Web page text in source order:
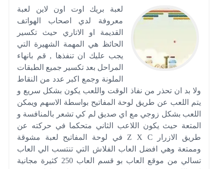
لعبة بريك اوت اون لاين لعبة
معروفة لدي اصحاب الهواتف
القديمة او الاتاري حيث تكسير
الحائظ هي المهمة الشهيرة التي
يجب عليك ان تنفذها , قم بانهاء
المراحل بعد تكسير جميع الطبقات
الملونة وجمع اكبر عدد من النقاط
ولا بد ان تحذر من نفاذ الوقت واللعب يكون بشكل سريع و
يتم اللعب عن طريق لوحة المفاتيح بواسطة الاسهم ويمكن
اللعب بشكل زوجي مع اي صديق لم كي تشعر بالمنافسة و
المتعة حيث يكون اللاعب الثاني متحكما في حركته عن
طريق الازرار Z X C في لوحة المفاتيح لعبة مشوقة
وممتعة وهي افضل العاب الفلاش التي تنتسب الي العاب
تسالي من موقع العاب بو قسم العاب 250 كثيرة مجانية